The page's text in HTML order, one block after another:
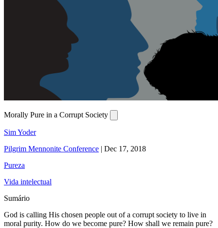
Morally Pure in a Corrupt Society
Sim Yoder
Pilgrim Mennonite Conference | Dec 17, 2018
Pureza
Vida intelectual
Sumário
God is calling His chosen people out of a corrupt society to live in
moral purity. How do we become pure? How shall we remain pure?